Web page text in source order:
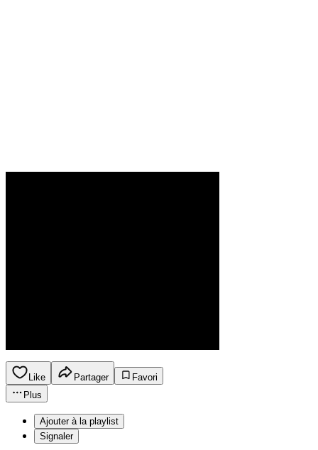
Like Partager
Favori
Plus
Ajouter à la playlist
Signaler